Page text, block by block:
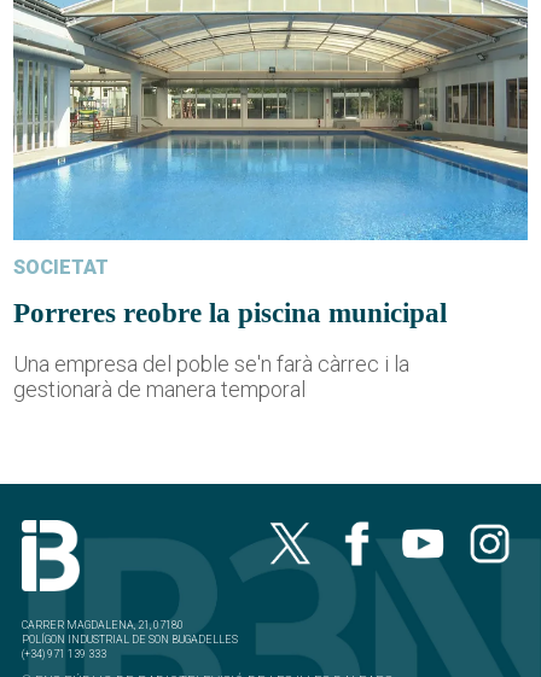
SOCIETAT
Porreres reobre la piscina municipal
Una empresa del poble se'n farà càrrec i la
gestionarà de manera temporal
CARRER MAGDALENA, 21, 07180
POLÍGON INDUSTRIAL DE SON BUGADELLES
(+34) 971 139 333